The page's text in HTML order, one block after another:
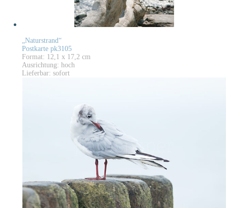
„Naturstrand“
Postkarte pk3105
Format: 12,1 x 17,2 cm
Ausrichtung: hoch
Lieferbar: sofort